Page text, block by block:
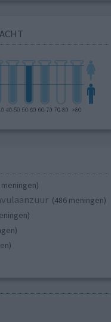
meningen)
(486 meningen)